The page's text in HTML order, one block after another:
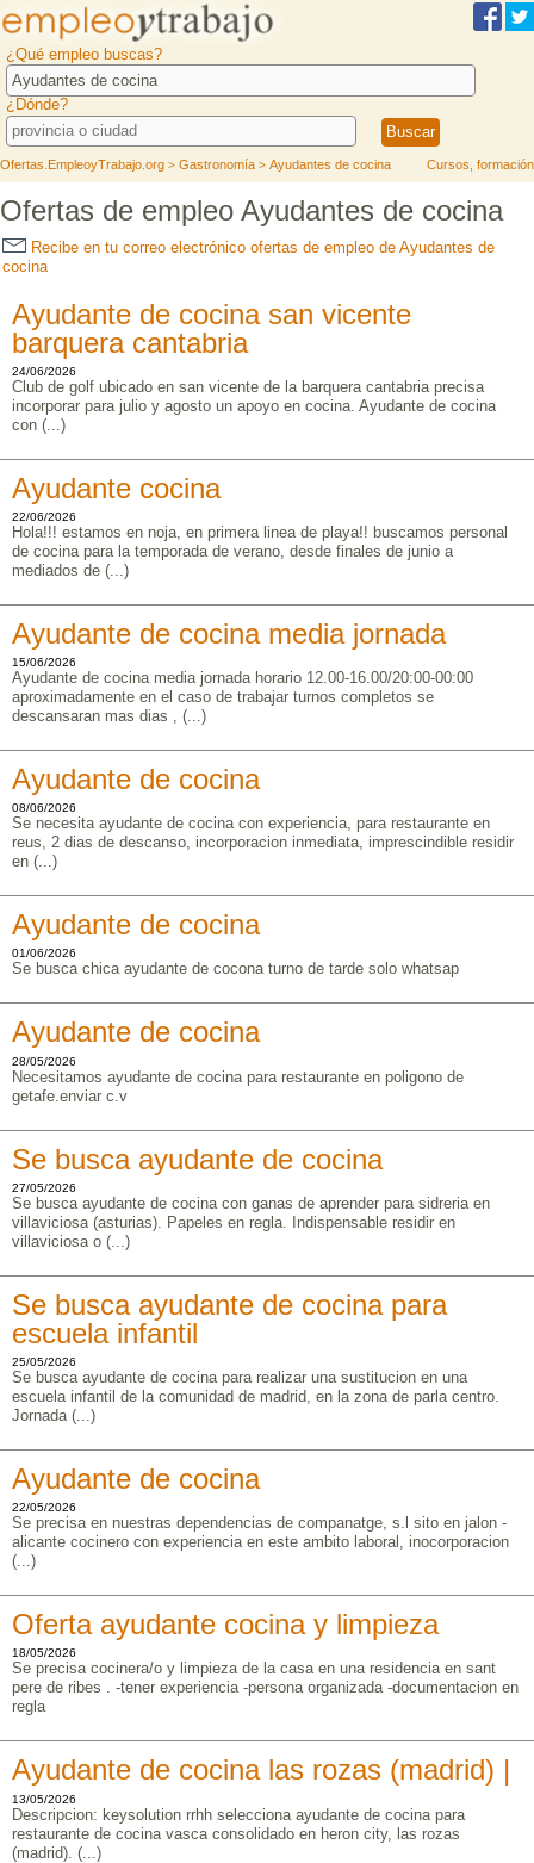
¿Qué empleo buscas?
¿Dónde?
Ofertas.EmpleoyTrabajo.org > Gastronomía > Ayudantes de cocina Cursos, formación
Ofertas de empleo Ayudantes de cocina
Recibe en tu correo electrónico ofertas de empleo de Ayudantes de
cocina
Ayudante de cocina san vicente
barquera cantabria
24/06/2026
Club de golf ubicado en san vicente de la barquera cantabria precisa
incorporar para julio y agosto un apoyo en cocina. Ayudante de cocina
con (...)
Ayudante cocina
22/06/2026
Hola!!! estamos en noja, en primera linea de playa!! buscamos personal
de cocina para la temporada de verano, desde finales de junio a
mediados de (...)
Ayudante de cocina media jornada
15/06/2026
Ayudante de cocina media jornada horario 12.00-16.00/20:00-00:00
aproximadamente en el caso de trabajar turnos completos se
descansaran mas dias , (...)
Ayudante de cocina
08/06/2026
Se necesita ayudante de cocina con experiencia, para restaurante en
reus, 2 dias de descanso, incorporacion inmediata, imprescindible residir
en (...)
Ayudante de cocina
01/06/2026
Se busca chica ayudante de cocona turno de tarde solo whatsap
Ayudante de cocina
28/05/2026
Necesitamos ayudante de cocina para restaurante en poligono de
getafe.enviar c.v
Se busca ayudante de cocina
27/05/2026
Se busca ayudante de cocina con ganas de aprender para sidreria en
villaviciosa (asturias). Papeles en regla. Indispensable residir en
villaviciosa o (...)
Se busca ayudante de cocina para
escuela infantil
25/05/2026
Se busca ayudante de cocina para realizar una sustitucion en una
escuela infantil de la comunidad de madrid, en la zona de parla centro.
Jornada (...)
Ayudante de cocina
22/05/2026
Se precisa en nuestras dependencias de companatge, s.l sito en jalon -
alicante cocinero con experiencia en este ambito laboral, inocorporacion
(...)
Oferta ayudante cocina y limpieza
18/05/2026
Se precisa cocinera/o y limpieza de la casa en una residencia en sant
pere de ribes . -tener experiencia -persona organizada -documentacion en
regla
Ayudante de cocina las rozas (madrid) |
13/05/2026
Descripcion: keysolution rrhh selecciona ayudante de cocina para
restaurante de cocina vasca consolidado en heron city, las rozas
(madrid). (...)